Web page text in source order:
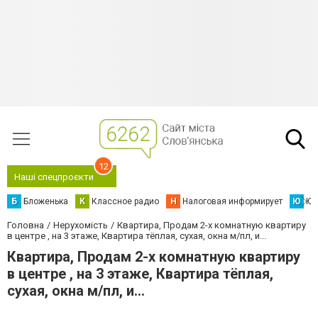
Наші спецпроєкти
12
Б Бложенька К Классное радио Н Налоговая информирует Ю
Головна Нерухомість
Квартира, Продам 2-х комнатную квартиру
в центре , на 3 этаже, Квартира тёплая, сухая, окна м/пл, и...
Квартира, Продам 2-х комнатную квартиру
в центре , на 3 этаже, Квартира тёплая,
сухая, окна м/пл, и...